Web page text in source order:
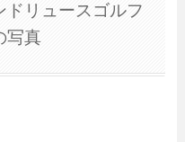
ドリュースゴルフ
写真